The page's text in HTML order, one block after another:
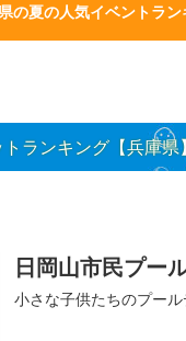
の夏の人気イベントラン
ランキング【兵庫県】
日岡山市民プー
小さな子供たちのプー